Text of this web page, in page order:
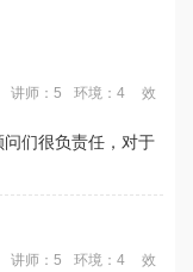
讲师：5 环境：4
效
们很负责任，对于
讲师：5 环境：4
效